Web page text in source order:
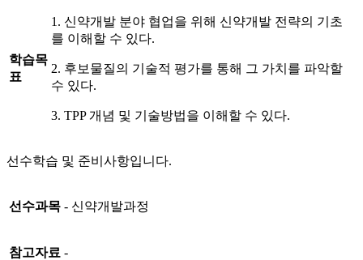
학습목
표
1. 신약개발 분야 협업을 위해 신약개발 전략의 기초
를 이해할 수 있다.
2. 후보물질의 기술적 평가를 통해 그 가치를 파악할
수 있다.
3. TPP 개념 및 기술방법을 이해할 수 있다.
선수학습 및 준비사항입니다.
선수과목 - 신약개발과정
참고자료 -